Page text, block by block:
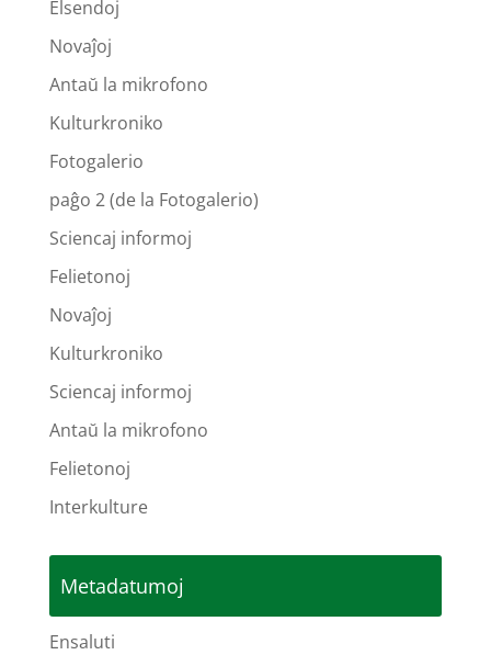
Elsendoj
Novaĵoj
Antaŭ la mikrofono
Kulturkroniko
Fotogalerio
paĝo 2 (de la Fotogalerio)
Sciencaj informoj
Felietonoj
Novaĵoj
Kulturkroniko
Sciencaj informoj
Antaŭ la mikrofono
Felietonoj
Interkulture
Metadatumoj
Ensaluti